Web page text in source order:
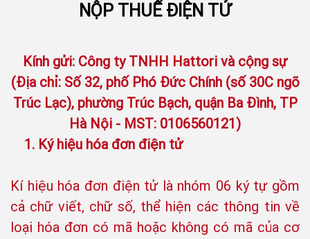
NỘP THUẾ ĐIỆN TỬ
Kính gửi: Công ty TNHH Hattori và cộng sự
(Địa chỉ: Số 32, phố Phó Đức Chính (số 30C ngõ
Trúc Lạc), phường Trúc Bạch, quận Ba Đình, TP
Hà Nội - MST: 0106560121)
1. Ký hiệu hóa đơn điện tử
Kí hiệu hóa đơn điện tử là nhóm 06 ký tự gồm
cả chữ viết, chữ số, thể hiện các thông tin về
loại hóa đơn có mã hoặc không có mã của cơ